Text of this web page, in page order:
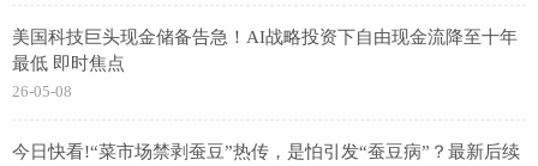
美国科技巨头现金储备告急！AI战略投资下自由现金流降至十年
最低 即时焦点
26-05-08
今日快看!“菜市场禁剥蚕豆”热传，是怕引发“蚕豆病”？最新后续